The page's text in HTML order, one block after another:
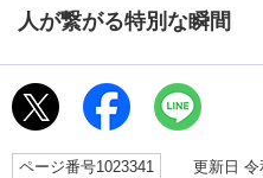
人が繋がる特別な瞬間
ページ番号1023341 更新日 令